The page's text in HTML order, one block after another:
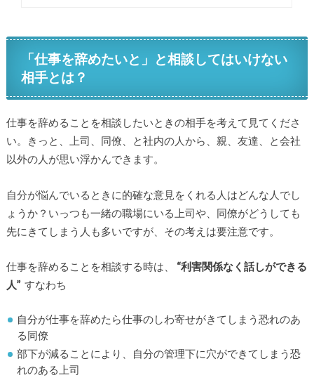
「仕事を辞めたいと」と相談してはいけない
相手とは？
仕事を辞めることを相談したいときの相手を考えて見てくださ
い。きっと、上司、同僚、と社内の人から、親、友達、と会社
以外の人が思い浮かんできます。
自分が悩んでいるときに的確な意見をくれる人はどんな人でし
ょうか？いっつも一緒の職場にいる上司や、同僚がどうしても
先にきてしまう人も多いですが、その考えは要注意です。
仕事を辞めることを相談する時は、 “利害関係なく話しができる
人” すなわち
自分が仕事を辞めたら仕事のしわ寄せがきてしまう恐れのあ
る同僚
部下が減ることにより、自分の管理下に穴ができてしまう恐
れのある上司